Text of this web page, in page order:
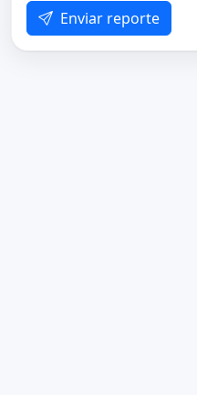
Enviar reporte